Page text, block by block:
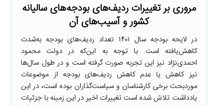
مروری بر تغییرات ردیف‌های بودجه‌های سالیانه
کشور و آسیب‌های آن
در لایحه بودجه سال ۱۴۰۱ تعداد ردیف‌های بودجه به‌شدت
کاهش‌یافته است. با توجه به این‌که در دولت محمود
احمدی‌نژاد نیز این تجربه صورت گرفته است و در طول سال‌ها
نیز کاهش یا عدم کاهش ردیف‌های بودجه از موضوعات
موردبحث برخی کارشناسان و سیاست‌گذاران بوده است، در این
یادداشت تلاش شده است تغییرات اخیر در این زمینه با جزئیات